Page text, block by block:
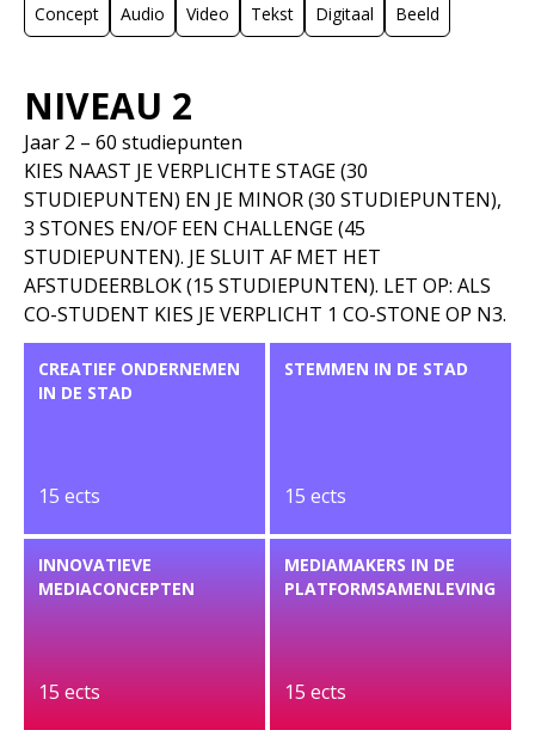
AUDIO BEELD KEUZE CONCEPT
DIGITAAL LOCATIE
Concept Audio Video Tekst Digitaal Beeld
NIVEAU 2
Jaar 2 – 60 studiepunten
KIES NAAST JE VERPLICHTE STAGE (30
STUDIEPUNTEN) EN JE MINOR (30 STUDIEPUNTEN),
3 STONES EN/OF EEN CHALLENGE (45
STUDIEPUNTEN). JE SLUIT AF MET HET
AFSTUDEERBLOK (15 STUDIEPUNTEN). LET OP: ALS
CO-STUDENT KIES JE VERPLICHT 1 CO-STONE OP N3.
CREATIEF ONDERNEMEN
IN DE STAD
15 ects
STEMMEN IN DE STAD
15 ects
INNOVATIEVE
MEDIACONCEPTEN
15 ects
MEDIAMAKERS IN DE
PLATFORMSAMENLEVING
15 ects